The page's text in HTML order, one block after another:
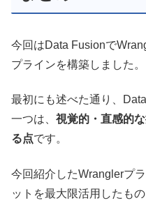
今回はData Fusionで
プラインを構築しました。
最初にも述べた通り、
一つは、 視覚的・直感的
る点です。
今回紹介したWranglerプ
ットを最大限活用したもの